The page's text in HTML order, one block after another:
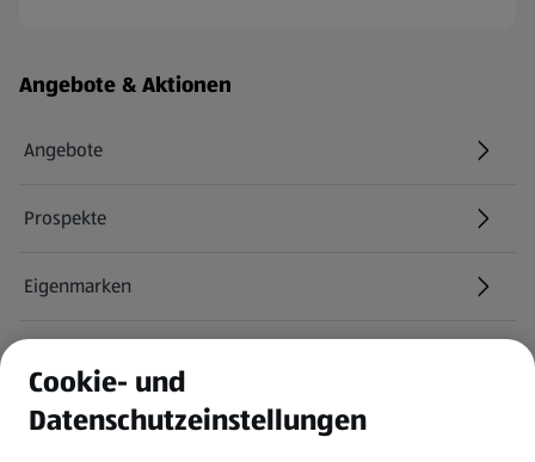
Fußzeilenmenü - weitere Links
Angebote & Aktionen
Angebote
Prospekte
Eigenmarken
Newsletter
Cookie- und
Datenschutzeinstellungen